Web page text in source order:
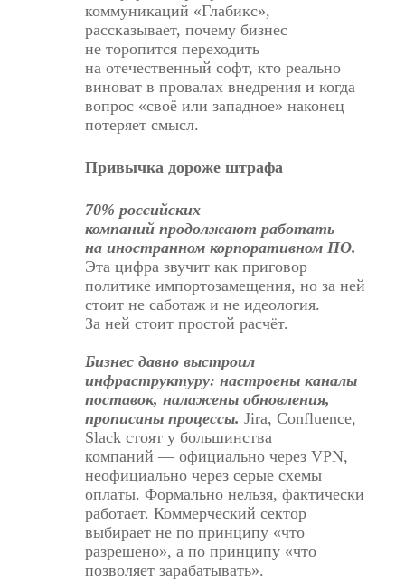
коммуникаций «Глабикс»,
рассказывает, почему бизнес
не торопится переходить
на отечественный софт, кто реально
виноват в провалах внедрения и когда
вопрос «своё или западное» наконец
потеряет смысл.
Привычка дороже штрафа
70% российских
компаний продолжают работать
на иностранном корпоративном ПО.
Эта цифра звучит как приговор
политике импортозамещения, но за ней
стоит не саботаж и не идеология.
За ней стоит простой расчёт.
Бизнес давно выстроил
инфраструктуру: настроены каналы
поставок, налажены обновления,
прописаны процессы. Jira, Confluence,
Slack стоят у большинства
компаний — официально через VPN,
неофициально через серые схемы
оплаты. Формально нельзя, фактически
работает. Коммерческий сектор
выбирает не по принципу «что
разрешено», а по принципу «что
позволяет зарабатывать».